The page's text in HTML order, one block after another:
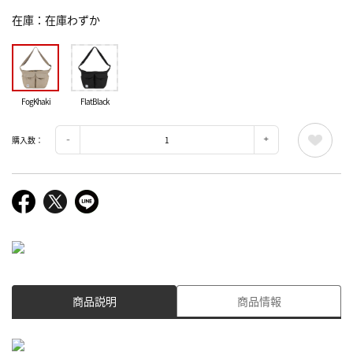
在庫 在庫わずか
FogKhaki FlatBlack
購入数：
商品説明 商品情報